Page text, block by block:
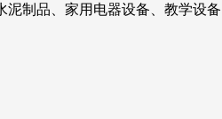
制品、家用电器设备、教学设